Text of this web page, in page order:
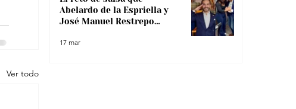
Ver todo
Abelardo de la Espriella y
José Manuel Restrepo
17 mar